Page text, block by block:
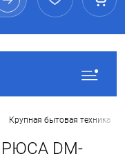
Крупная бытовая техника
DM-